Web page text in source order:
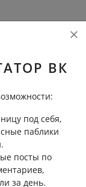
ВК
под себя,
паблики
посты по
за день.